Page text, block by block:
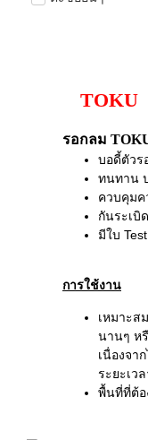
TOKU
รอกลม
บอดี้ตัวร
ทนทาน
ควบคุมค
กันระเบิ
มีใบ
การใช้งาน
เหมาะส
นานๆ ห
เนื่องจา
ระยะเว
พื้นที่ที่ต้อ